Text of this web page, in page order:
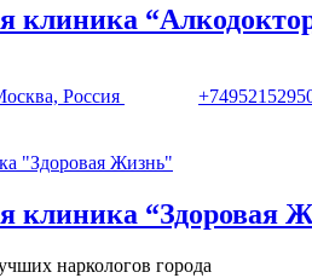
клиника
Россия
клиника “Здоровая
наркологов города